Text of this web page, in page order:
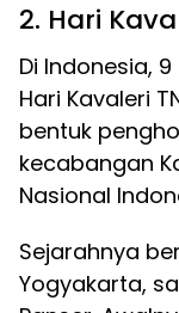
2. Hari
Di Indonesia,
Hari Kavaleri
bentuk
kecabangan
Nasional
Sejarahnya
Yogyakarta,